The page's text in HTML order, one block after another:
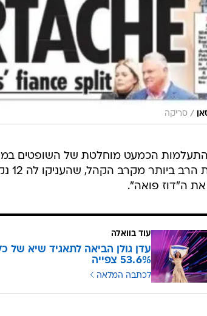
/ סריקה
הכמעט מוחלטת של השופטים
את ה"דוז פואה".
עוד בוואלה
עדן גולן הביאה לתאגיד שיא של
53.6% צפייה
לכתבה המלאה